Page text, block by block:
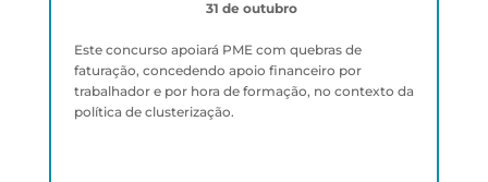
31 de outubro
Este concurso apoiará PME com quebras de
faturação, concedendo apoio financeiro por
trabalhador e por hora de formação, no contexto da
política de clusterização.